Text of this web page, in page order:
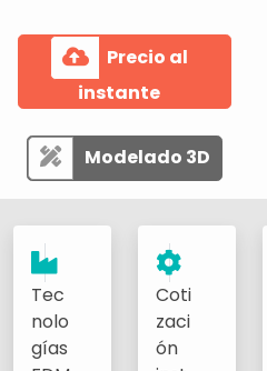
Precio al
instante
Modelado 3D
Tec
nolo
gías
Coti
zaci
ón